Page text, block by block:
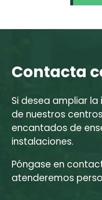
Contacta
Si desea ampliar
de nuestros
encantados de
instalaciones.
Póngase en
atenderemos